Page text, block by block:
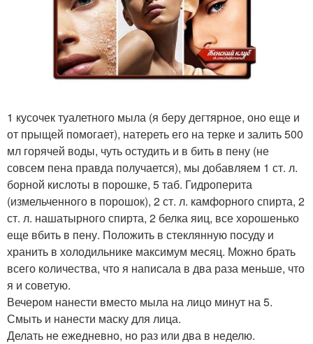
1 кусочек туалетного мыла (я беру дегтярное, оно еще и
от прыщей помогает), натереть его на терке и залить 500
мл горячей воды, чуть остудить и в бить в пену (не
совсем пена правда получается), мы добавляем 1 ст. л.
борной кислоты в порошке, 5 таб. Гидроперита
(измельченного в порошок), 2 ст. л. камфорного спирта, 2
ст. л. нашатырного спирта, 2 белка яиц, все хорошенько
еще вбить в пену. Положить в стеклянную посуду и
хранить в холодильнике максимум месяц. Можно брать
всего количества, что я написала в два раза меньше, что
я и советую.
Вечером нанести вместо мыла на лицо минут на 5.
Смыть и нанести маску для лица.
Делать не ежедневно, но раз или два в неделю.